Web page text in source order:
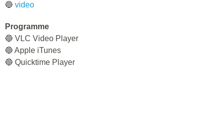
🔵 video
Programme
🔵 VLC Video Player
🔵 Apple iTunes
🔵 Quicktime Player